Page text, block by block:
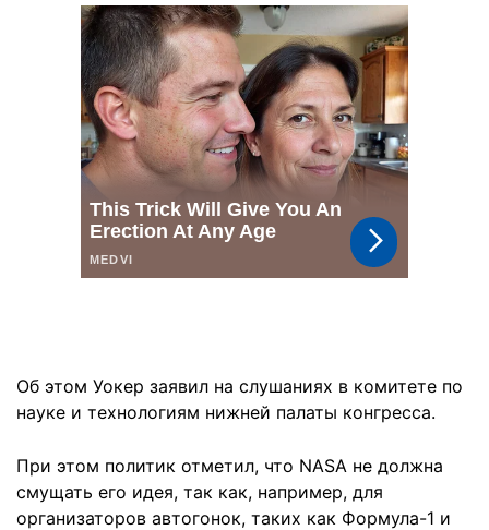
Об этом Уокер заявил на слушаниях в комитете по
науке и технологиям нижней палаты конгресса.
При этом политик отметил, что NASA не должна
смущать его идея, так как, например, для
организаторов автогонок, таких как Формула-1 и